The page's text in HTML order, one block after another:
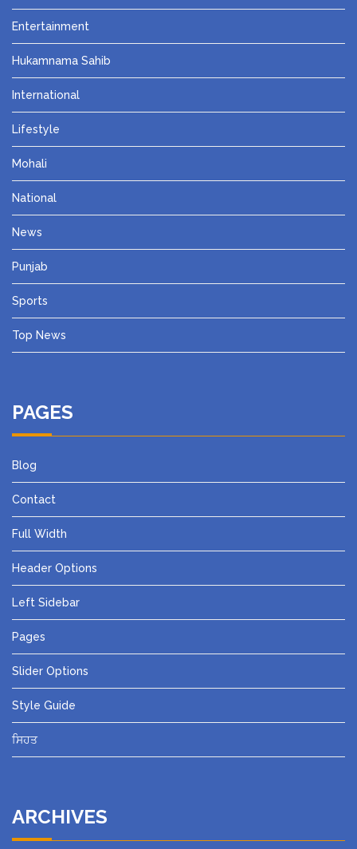
Entertainment
Hukamnama Sahib
International
Lifestyle
Mohali
National
News
Punjab
Sports
Top News
PAGES
Blog
Contact
Full Width
Header Options
Left Sidebar
Pages
Slider Options
Style Guide
ਸਿਹਤ
ARCHIVES